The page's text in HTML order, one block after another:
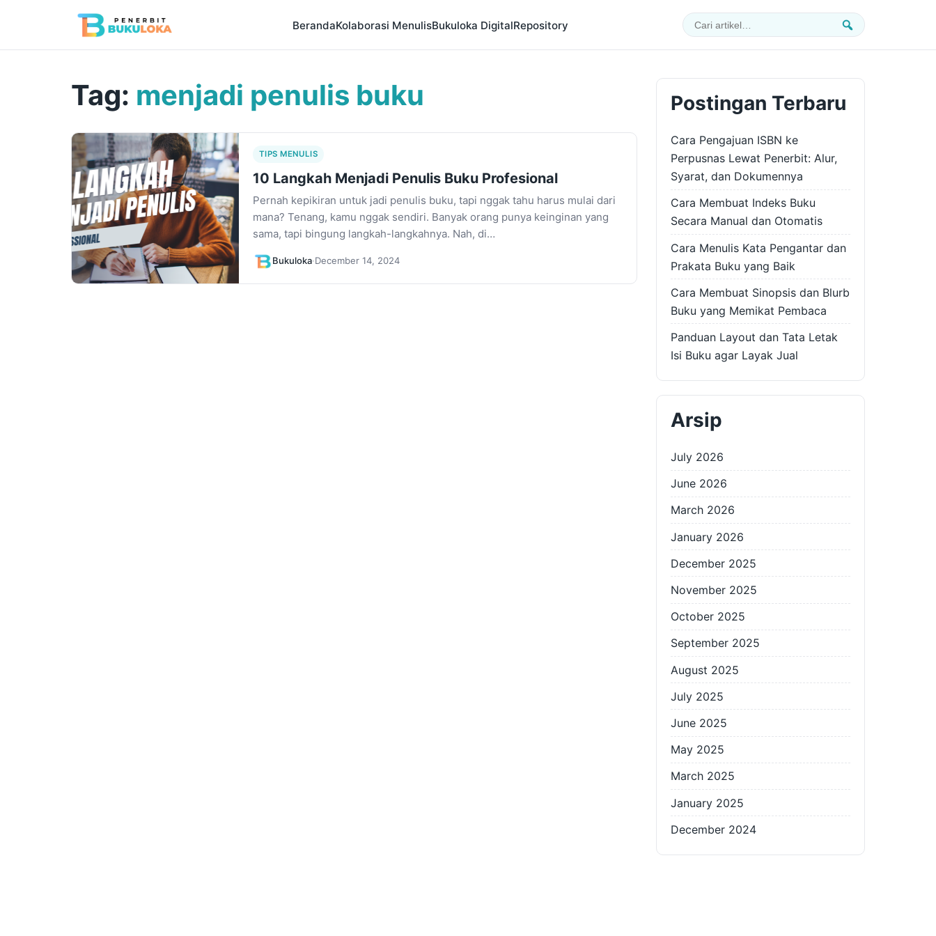
BerandaKolaborasi MenulisBukuloka DigitalRepository
Cari:
Cari
Tag: menjadi penulis buku
TIPS MENULIS
10 Langkah Menjadi Penulis Buku Profesional
Pernah kepikiran untuk jadi penulis buku, tapi nggak tahu harus mulai dari
mana? Tenang, kamu nggak sendiri. Banyak orang punya keinginan yang
sama, tapi bingung langkah-langkahnya. Nah, di…
Bukuloka·December 14, 2024
Postingan Terbaru
Cara Pengajuan ISBN ke
Perpusnas Lewat Penerbit: Alur,
Syarat, dan Dokumennya
Cara Membuat Indeks Buku
Secara Manual dan Otomatis
Cara Menulis Kata Pengantar dan
Prakata Buku yang Baik
Cara Membuat Sinopsis dan Blurb
Buku yang Memikat Pembaca
Panduan Layout dan Tata Letak
Isi Buku agar Layak Jual
Arsip
July 2026
June 2026
March 2026
January 2026
December 2025
November 2025
October 2025
September 2025
August 2025
July 2025
June 2025
May 2025
March 2025
January 2025
December 2024